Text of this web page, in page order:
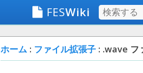
FESWiki
ホーム : ファイル拡張子 : .wave フ